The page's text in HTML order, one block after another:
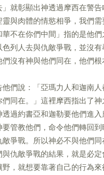
就彰顯出神透過摩西在警
與肉體的情慾相爭，我們
不在你們中間」指的是他
列人去與仇敵爭戰，並沒
沒有神與他們同在，他們根
們說：「亞瑪力人和迦南
同在。」這裡摩西指出了
過約書亞和迦勒要他們進
管教他們，命令他們轉回
爭戰。所以神必不與他們
仇敵爭戰的結果，就是必
，就想要靠著自己的行為